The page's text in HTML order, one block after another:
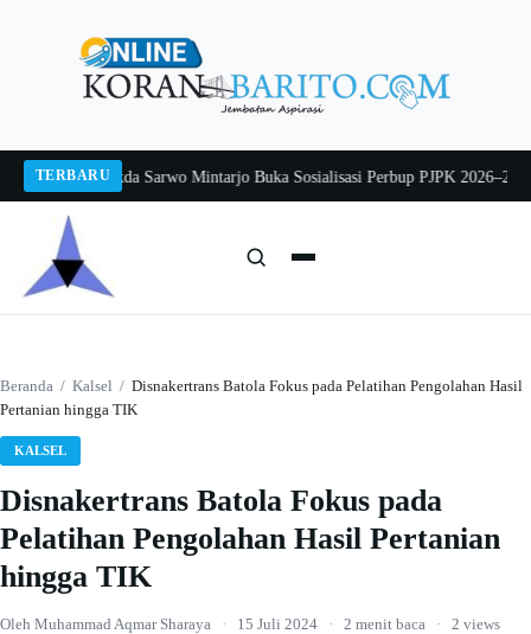
TERBARU
2026Pj Sekda Sarwo Mintarjo Buka Sosialisasi Perbup PJPK 2026–2030
Beranda / Kalsel / Disnakertrans Batola Fokus pada Pelatihan Pengolahan Hasil
Pertanian hingga TIK
KALSEL
Disnakertrans Batola Fokus pada
Pelatihan Pengolahan Hasil Pertanian
hingga TIK
Oleh Muhammad Aqmar Sharaya · 15 Juli 2024 · 2 menit baca · 2 views